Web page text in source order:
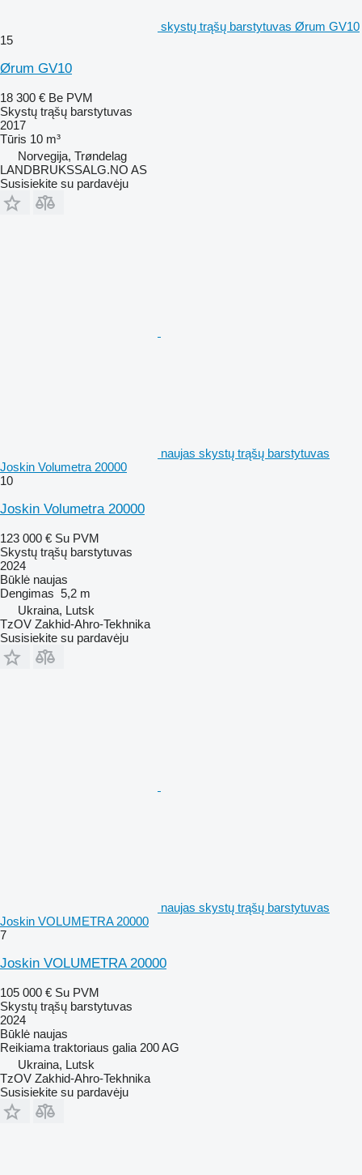
skystų trąšų barstytuvas Ørum GV10
15
Ørum GV10
18 300 € Be PVM
Skystų trąšų barstytuvas
2017
Tūris 10 m³
Norvegija, Trøndelag
LANDBRUKSSALG.NO AS
Susisiekite su pardavėju
naujas skystų trąšų barstytuvas
Joskin Volumetra 20000
10
Joskin Volumetra 20000
123 000 € Su PVM
Skystų trąšų barstytuvas
2024
Būklė naujas
Dengimas 5,2 m
Ukraina, Lutsk
TzOV Zakhid-Ahro-Tekhnika
Susisiekite su pardavėju
naujas skystų trąšų barstytuvas
Joskin VOLUMETRA 20000
7
Joskin VOLUMETRA 20000
105 000 € Su PVM
Skystų trąšų barstytuvas
2024
Būklė naujas
Reikiama traktoriaus galia 200 AG
Ukraina, Lutsk
TzOV Zakhid-Ahro-Tekhnika
Susisiekite su pardavėju